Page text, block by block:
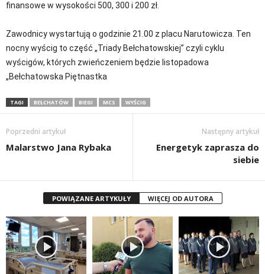
finansowe w wysokości 500, 300 i 200 zł.
Zawodnicy wystartują o godzinie 21.00 z placu Narutowicza. Ten
nocny wyścig to część „Triady Bełchatowskiej” czyli cyklu
wyścigów, których zwieńczeniem będzie listopadowa
„Bełchatowska Piętnastka
TAGI BEŁCHATÓW BIEGI MCS WYŚCIG
Poprzedni artykuł
Malarstwo Jana Rybaka
Następny artykuł
Energetyk zaprasza do
siebie
POWIĄZANE ARTYKUŁY WIĘCEJ OD AUTORA